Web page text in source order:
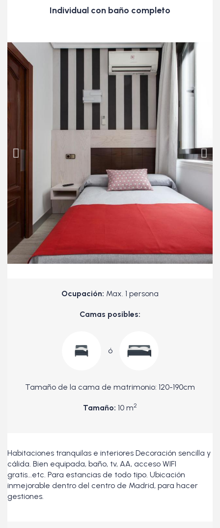
Individual con baño completo
Ocupación: Max. 1 persona
Camas posibles:
ó
Tamaño de la cama de matrimonio: 120-190cm
Tamaño: 10 m2
Habitaciones tranquilas e interiores Decoración sencilla y
cálida. Bien equipada, baño, tv, AA, acceso WIFI
gratis...etc. Para estancias de todo tipo. Ubicación
inmejorable dentro del centro de Madrid, para hacer
gestiones.